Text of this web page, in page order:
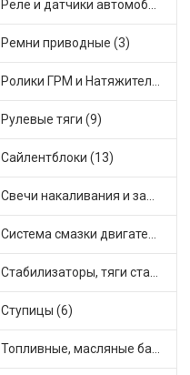
Реле и датчики автомобильные (59)
Ремни приводные (3)
Ролики ГРМ и Натяжители (13)
Рулевые тяги (9)
Сайлентблоки (13)
Свечи накаливания и зажигания (4)
Система смазки двигателя (1)
Стабилизаторы, тяги стабилизатора, стойки стабилиз (4)
Ступицы (6)
Топливные, масляные баки (1)